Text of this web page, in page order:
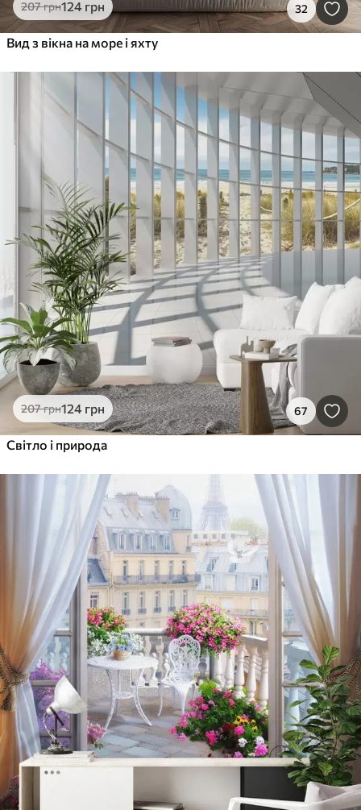
207грн124 грн 32
Вид з вікна на море і яхту
207грн124 грн 67
Світло і природа